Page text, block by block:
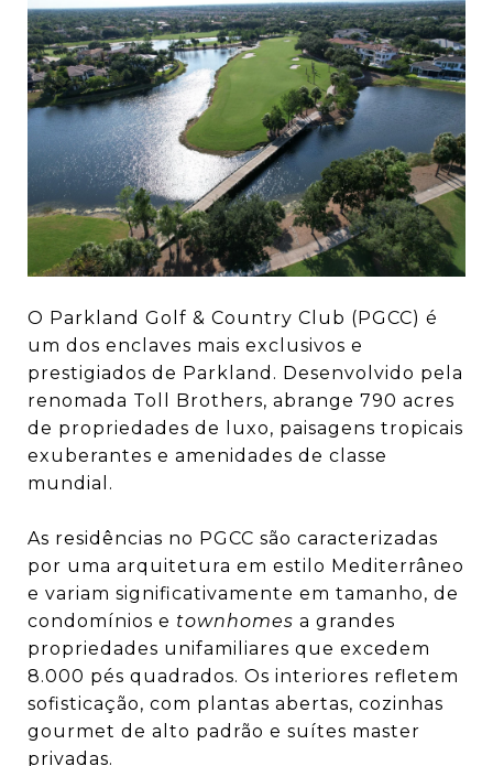
O Parkland Golf & Country Club (PGCC) é
um dos enclaves mais exclusivos e
prestigiados de Parkland. Desenvolvido pela
renomada Toll Brothers, abrange 790 acres
de propriedades de luxo, paisagens tropicais
exuberantes e amenidades de classe
mundial.
As residências no PGCC são caracterizadas
por uma arquitetura em estilo Mediterrâneo
e variam significativamente em tamanho, de
condomínios e townhomes a grandes
propriedades unifamiliares que excedem
8.000 pés quadrados. Os interiores refletem
sofisticação, com plantas abertas, cozinhas
gourmet de alto padrão e suítes master
privadas.